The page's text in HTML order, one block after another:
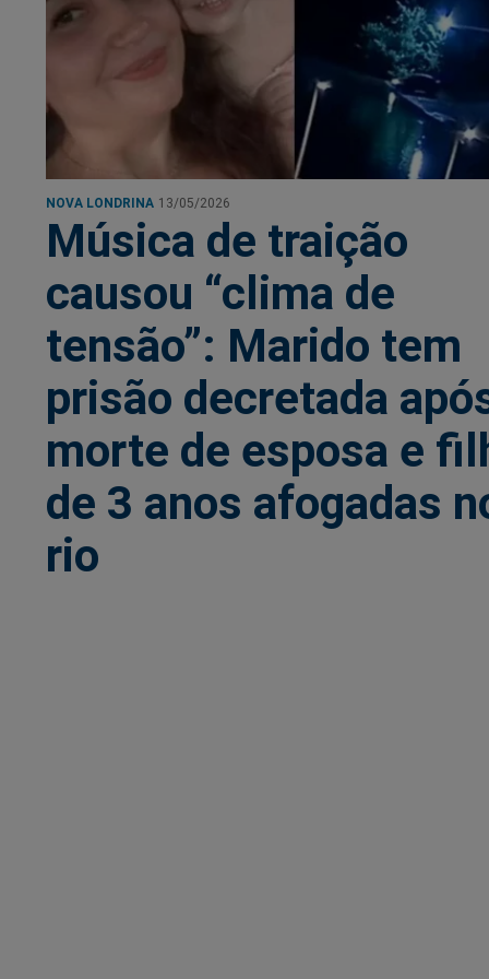
NOVA LONDRINA 13/05/2026
Música de traição
causou “clima de
tensão”: Marido tem
prisão decretada
morte de esposa e
de 3 anos afogadas
rio